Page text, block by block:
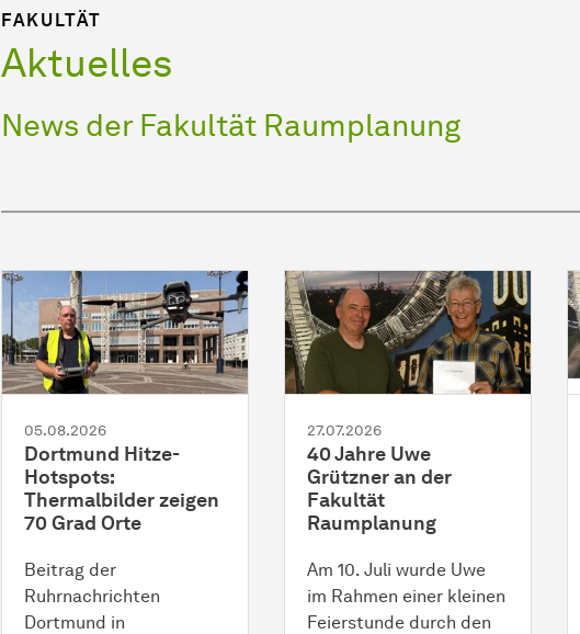
FAKULTÄT
Aktuelles
News der Fakultät Raumplanung
05.08.2026
Dortmund Hitze-
Hotspots:
Thermalbilder zeigen
70 Grad Orte
Beitrag der
Ruhrnachrichten
Dortmund in
27.07.2026
40 Jahre Uwe
Grützner an der
Fakultät
Raumplanung
Am 10. Juli wurde Uwe
im Rahmen einer kleinen
Feierstunde durch den